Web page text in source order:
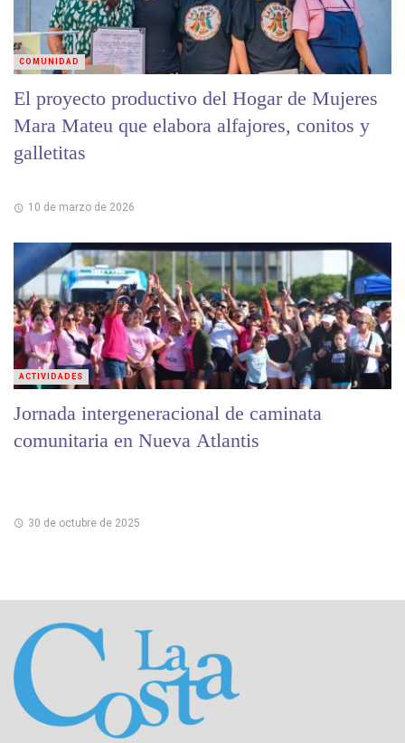
El proyecto productivo del Hogar de Mujeres
Mara Mateu que elabora alfajores, conitos y
galletitas
10 de marzo de 2026
COMUNIDAD
Jornada intergeneracional de caminata
comunitaria en Nueva Atlantis
30 de octubre de 2025
ACTIVIDADES